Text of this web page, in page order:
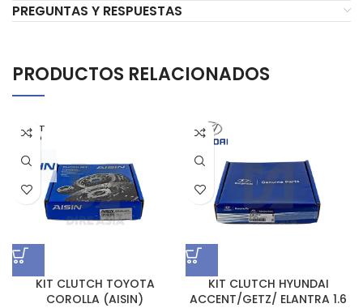
PREGUNTAS Y RESPUESTAS
PRODUCTOS RELACIONADOS
AGOT
ADO
KIT CLUTCH TOYOTA
COROLLA (AISIN)
KIT CLUTCH HYUNDAI
ACCENT/GETZ/ ELANTRA 1.6